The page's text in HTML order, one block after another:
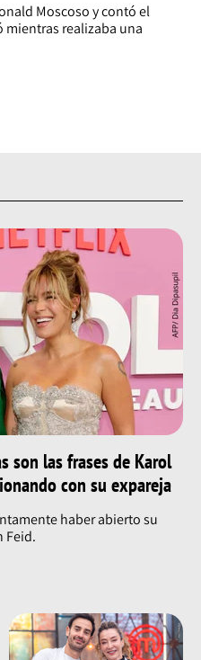
Moscoso y contó el
realizaba una
son las frases de Karol
con su expareja
haber abierto su
Feid.